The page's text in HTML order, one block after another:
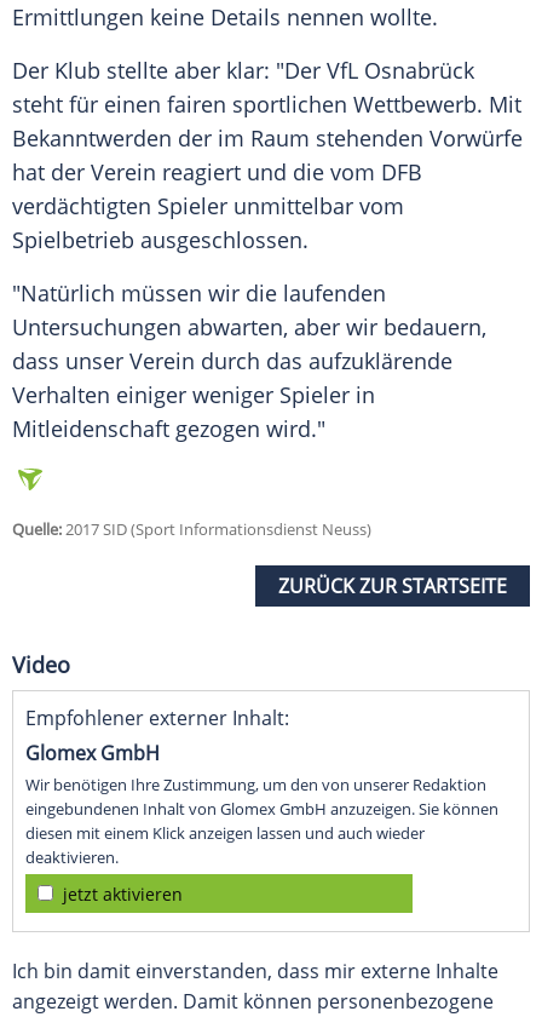
Ermittlungen keine Details nennen wollte.
Der Klub stellte aber klar: "Der VfL Osnabrück
steht für einen fairen sportlichen Wettbewerb. Mit
Bekanntwerden der im Raum stehenden Vorwürfe
hat der Verein reagiert und die vom DFB
verdächtigten Spieler unmittelbar vom
Spielbetrieb ausgeschlossen.
"Natürlich müssen wir die laufenden
Untersuchungen abwarten, aber wir bedauern,
dass unser Verein durch das aufzuklärende
Verhalten einiger weniger Spieler in
Mitleidenschaft gezogen wird."
Quelle:2017 SID (Sport Informationsdienst Neuss)
ZURÜCK ZUR STARTSEITE
Video
Empfohlener externer Inhalt:
Glomex GmbH
Wir benötigen Ihre Zustimmung, um den von unserer Redaktion
eingebundenen Inhalt von Glomex GmbH anzuzeigen. Sie können
diesen mit einem Klick anzeigen lassen und auch wieder
deaktivieren.
jetzt aktivieren
Ich bin damit einverstanden, dass mir externe Inhalte
angezeigt werden. Damit können personenbezogene